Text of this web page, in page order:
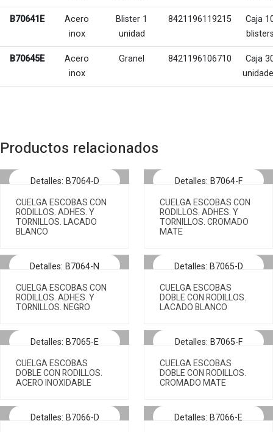
B70641E
Acero
inox
Blister 1
unidad
8421196119215
Caja
B70645E
Acero
inox
Granel 8421196106710
Caja
Productos relacionados
Detalles: B7064-D
CUELGA ESCOBAS CON
RODILLOS. ADHES. Y
TORNILLOS. LACADO
BLANCO
Detalles: B7064-F
CUELGA ESCOBAS CON
RODILLOS. ADHES. Y
TORNILLOS. CROMADO
MATE
Detalles: B7064-N
CUELGA ESCOBAS CON
RODILLOS. ADHES. Y
TORNILLOS. NEGRO
Detalles: B7065-D
CUELGA ESCOBAS
DOBLE CON RODILLOS.
LACADO BLANCO
Detalles: B7065-E
CUELGA ESCOBAS
DOBLE CON RODILLOS.
ACERO INOXIDABLE
Detalles: B7065-F
CUELGA ESCOBAS
DOBLE CON RODILLOS.
CROMADO MATE
Detalles: B7066-D Detalles: B7066-E